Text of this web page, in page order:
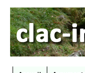
CLAC
Info
Les
grands
canaux
en